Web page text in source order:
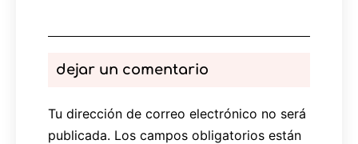
dejar un comentario
Tu dirección de correo electrónico no será
publicada. Los campos obligatorios están